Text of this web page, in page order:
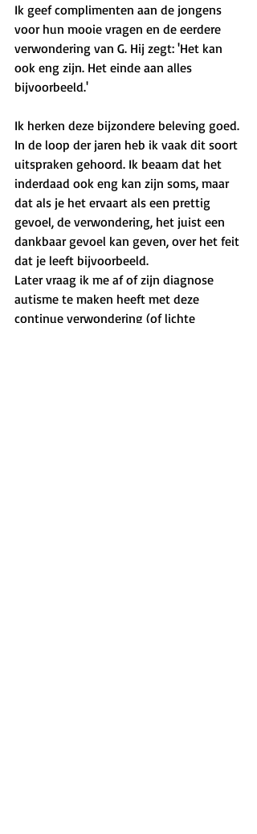
Ik geef complimenten aan de jongens
voor hun mooie vragen en de eerdere
verwondering van G. Hij zegt: 'Het kan
ook eng zijn. Het einde aan alles
bijvoorbeeld.'
Ik herken deze bijzondere beleving goed.
In de loop der jaren heb ik vaak dit soort
uitspraken gehoord. Ik beaam dat het
inderdaad ook eng kan zijn soms, maar
dat als je het ervaart als een prettig
gevoel, de verwondering, het juist een
dankbaar gevoel kan geven, over het feit
dat je leeft bijvoorbeeld.
Later vraag ik me af of zijn diagnose
autisme te maken heeft met deze
continue verwondering (of lichte